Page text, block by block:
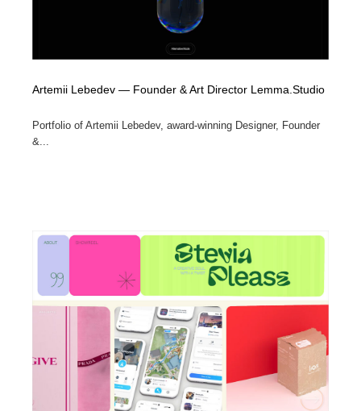
Artemii Lebedev — Founder & Art Director Lemma.Studio
Portfolio of Artemii Lebedev, award-winning Designer, Founder
&...